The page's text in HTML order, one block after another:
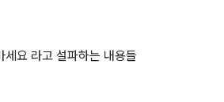
세요 라고 설파하는 내용들